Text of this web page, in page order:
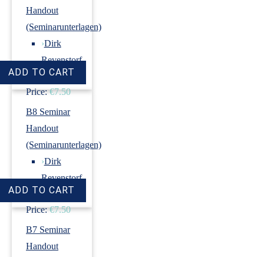
Handout
(Seminarunterlagen)
›Dirk
Revenstorf
Price: €7.50
B8 Seminar
Handout
(Seminarunterlagen)
›Dirk
Revenstorf
Price: €7.50
B7 Seminar
Handout